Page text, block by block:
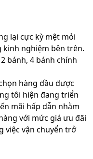
lại cực kỳ mệt mỏi
nghiệm bên trên.
bánh, 4 bánh chính
hàng đầu được
tôi hiện đang triển
mãi hấp dẫn nhằm
với mức giá ưu đãi
việc vận chuyển trở